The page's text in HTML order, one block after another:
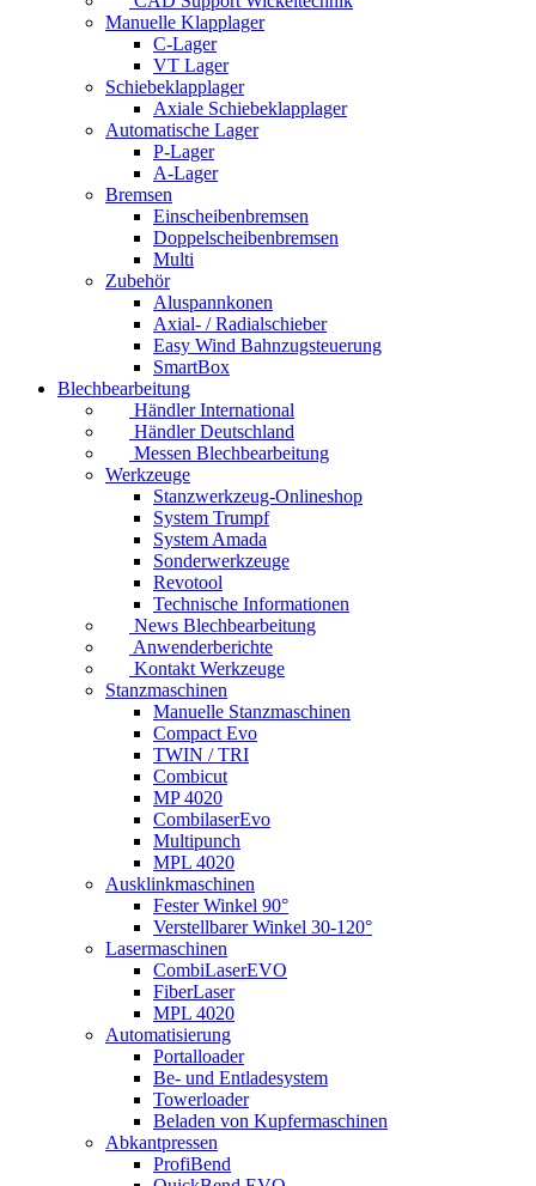
Manuelle Klapplager
C-Lager
VT Lager
Schiebeklapplager
Axiale Schiebeklapplager
Automatische Lager
P-Lager
A-Lager
Bremsen
Einscheibenbremsen
Doppelscheibenbremsen
Multi
Zubehör
Aluspannkonen
Axial- / Radialschieber
Easy Wind Bahnzugsteuerung
SmartBox
Blechbearbeitung
Händler International
Händler Deutschland
Messen Blechbearbeitung
Werkzeuge
Stanzwerkzeug-Onlineshop
System Trumpf
System Amada
Sonderwerkzeuge
Revotool
Technische Informationen
News Blechbearbeitung
Anwenderberichte
Kontakt Werkzeuge
Stanzmaschinen
Manuelle Stanzmaschinen
Compact Evo
TWIN / TRI
Combicut
MP 4020
CombilaserEvo
Multipunch
MPL 4020
Ausklinkmaschinen
Fester Winkel 90°
Verstellbarer Winkel 30-120°
Lasermaschinen
CombiLaserEVO
FiberLaser
MPL 4020
Automatisierung
Portalloader
Be- und Entladesystem
Towerloader
Beladen von Kupfermaschinen
Abkantpressen
ProfiBend